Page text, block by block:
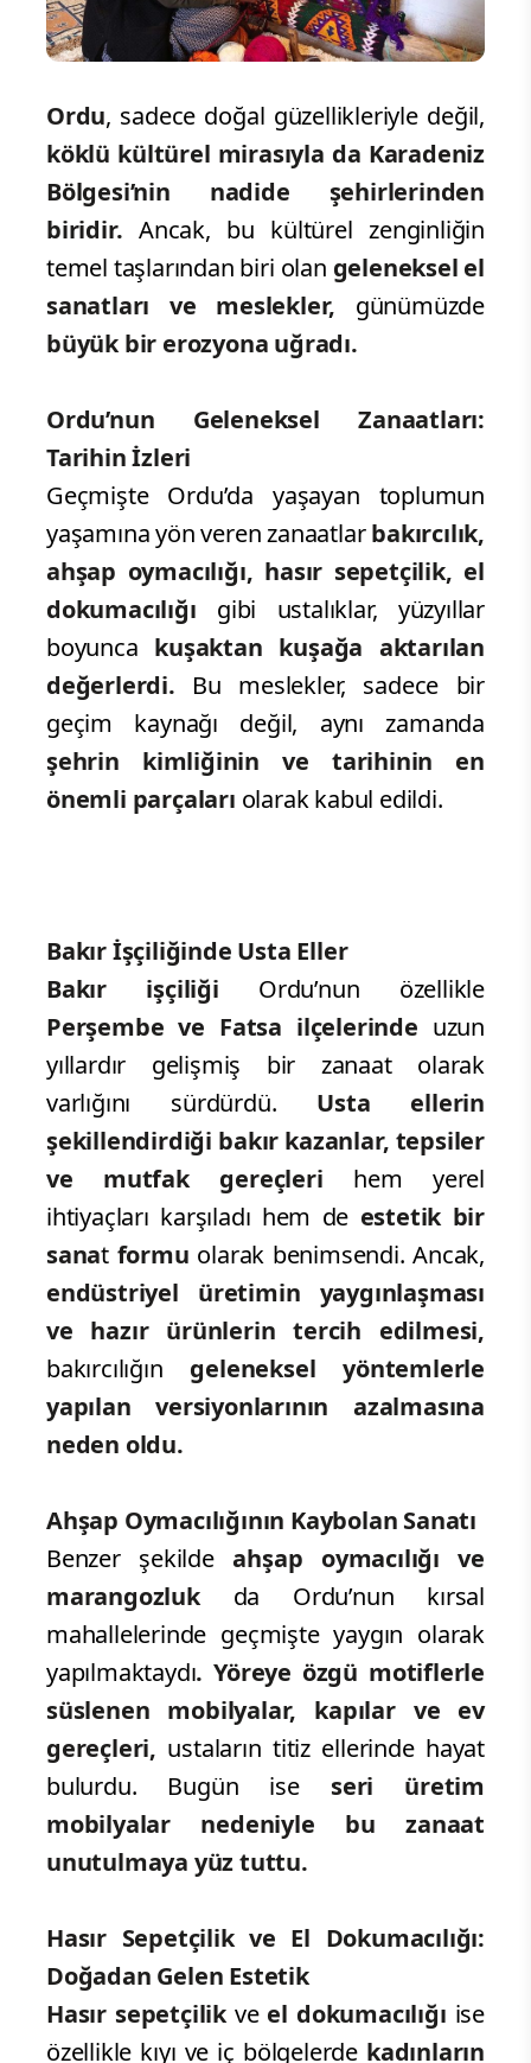
Ordu, sadece doğal güzellikleriyle değil,
köklü kültürel mirasıyla da Karadeniz
Bölgesi’nin nadide şehirlerinden
biridir. Ancak, bu kültürel zenginliğin
temel taşlarından biri olan geleneksel el
sanatları ve meslekler, günümüzde
büyük bir erozyona uğradı.
Ordu’nun Geleneksel Zanaatları:
Tarihin İzleri
Geçmişte Ordu’da yaşayan toplumun
yaşamına yön veren zanaatlarbakırcılık,
ahşap oymacılığı, hasır sepetçilik, el
dokumacılığı gibi ustalıklar, yüzyıllar
boyunca kuşaktan kuşağa aktarılan
değerlerdi. Bu meslekler, sadece bir
geçim kaynağı değil, aynı zamanda
şehrin kimliğinin ve tarihinin en
önemli parçaları olarak kabul edildi.
Bakır İşçiliğinde Usta Eller
Bakır işçiliği Ordu’nun özellikle
Perşembe ve Fatsa ilçelerinde uzun
yıllardır gelişmiş bir zanaat olarak
varlığını sürdürdü. Usta ellerin
şekillendirdiği bakır kazanlar, tepsiler
ve mutfak gereçleri hem yerel
ihtiyaçları karşıladı hem de estetik bir
sanat formu olarak benimsendi. Ancak,
endüstriyel üretimin yaygınlaşması
ve hazır ürünlerin tercih edilmesi,
bakırcılığın geleneksel yöntemlerle
yapılan versiyonlarının azalmasına
neden oldu.
Ahşap Oymacılığının Kaybolan Sanatı
Benzer şekildeahşap oymacılığı ve
marangozlukda Ordu’nun kırsal
mahallelerinde geçmişte yaygın olarak
yapılmaktaydı. Yöreye özgü motiflerle
süslenen mobilyalar, kapılar ve ev
gereçleri, ustaların titiz ellerinde hayat
bulurdu. Bugün ise seri üretim
mobilyalar nedeniyle bu zanaat
unutulmaya yüz tuttu.
Hasır Sepetçilik ve El Dokumacılığı:
Doğadan Gelen Estetik
Hasır sepetçilik ve el dokumacılığı ise
özellikle kıyı ve iç bölgelerde kadınların